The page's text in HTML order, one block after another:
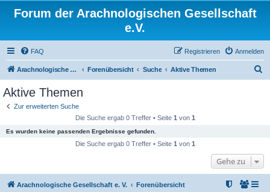
Forum der Arachnologischen Gesellschaft
e.V.
FAQ Anmelden
Registrieren
Arachnologische Gesellschaft e. V. Forenübersicht Suche Aktive Themen
Aktive Themen
Zur erweiterten Suche
Die Suche ergab 0 Treffer • Seite 1 von 1
Es wurden keine passenden Ergebnisse gefunden.
Die Suche ergab 0 Treffer • Seite 1 von 1
Gehe zu
Arachnologische Gesellschaft e. V. Forenübersicht